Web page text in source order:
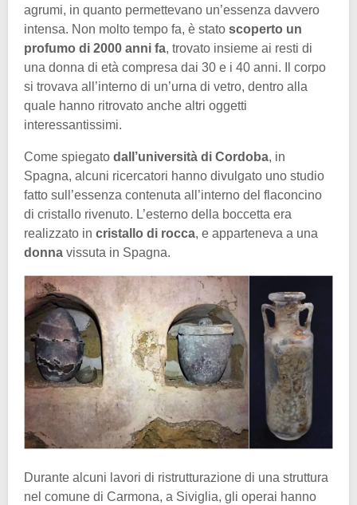
agrumi, in quanto permettevano un’essenza davvero
intensa. Non molto tempo fa, è stato scoperto un
profumo di 2000 anni fa, trovato insieme ai resti di
una donna di età compresa dai 30 e i 40 anni. Il corpo
si trovava all’interno di un’urna di vetro, dentro alla
quale hanno ritrovato anche altri oggetti
interessantissimi.
Come spiegato dall’università di Cordoba, in
Spagna, alcuni ricercatori hanno divulgato uno studio
fatto sull’essenza contenuta all’interno del flaconcino
di cristallo rivenuto. L’esterno della boccetta era
realizzato in cristallo di rocca, e apparteneva a una
donna vissuta in Spagna.
Durante alcuni lavori di ristrutturazione di una struttura
nel comune di Carmona, a Siviglia, gli operai hanno